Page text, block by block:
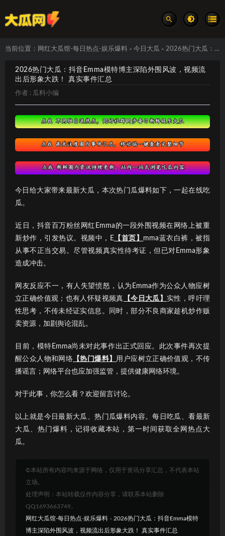
当前位置： 网红大瓜馆-每日热点-娱乐爆料 > 今日大瓜 > 2026热门大瓜：抖音Emma模特博主深陷外围风波，视频流出后形象大跌！ 真实事件汇总
2026热门大瓜：抖音Emma模特博主深陷外围风波，视频流
出后形象大跌！ 真实事件汇总
作者 : 瓜料小编
今日给大家带来最新大瓜，本次热门瓜爆料如下，一起在线吃
瓜。
近日，抖音百万粉丝网红Emma的一段外围视频在网络上被重
新炒作，引发热议。视频中，E 【首页】 mma蓝衣白裤，被指
从事不正当交易。尽管视频真实性待考证，但已对Emma形象
造成冲击。
网友反应不一，有人失望愤怒，认为Emma作为公众人物应树
立正确价值观；也有人怀疑视频真 【今日大瓜】 实性，呼吁理
性思考，不传未经证实信息。同时，部分不良商家趁机炒作贩
卖资源，加剧舆论混乱。
目前，模特Emma尚未对此事作出正式回应。此次事件再次提
醒公众人物和网络 【热门爆料】
用户应树立正确价值观，不传
播谣言；网络平台也应加强监管，提供健康网络环境。
对于此事，你怎么看？欢迎留言讨论。
以上就是今日最新大瓜、热门瓜爆料内容。每日吃瓜、看最新
大瓜、热门爆料，记得收藏本站，第一时间获取全网热点大
瓜。
©本站所有内容均来源于网络，仅用于资讯分享汇总，不代表本站
立场。
处理声明：本站转载仅作内容分享，请联系本站删除
QQ1693663749。
网红大瓜馆-每日热点-娱乐爆料 » 2026热门大瓜：抖音Emma模特
博主深陷外围风波，视频流出后形象大跌！ 真实事件汇总